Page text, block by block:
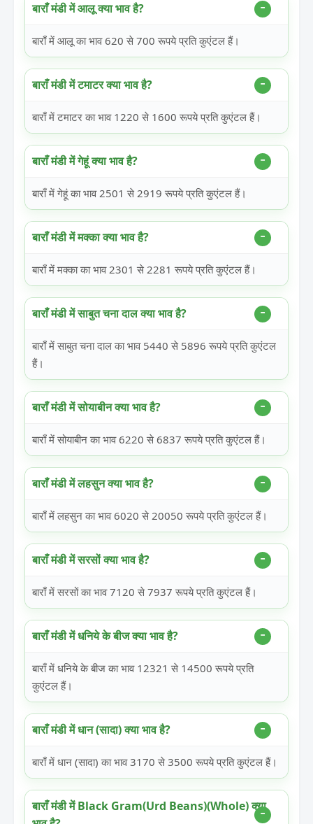
बाराँ मंडी में आलू क्या भाव है?
बाराँ में आलू का भाव 620 से 700 रूपये प्रति कुएंटल हैं।
बाराँ मंडी में टमाटर क्या भाव है?
बाराँ में टमाटर का भाव 1220 से 1600 रूपये प्रति कुएंटल हैं।
बाराँ मंडी में गेहूं क्या भाव है?
बाराँ में गेहूं का भाव 2501 से 2919 रूपये प्रति कुएंटल हैं।
बाराँ मंडी में मक्का क्या भाव है?
बाराँ में मक्का का भाव 2301 से 2281 रूपये प्रति कुएंटल हैं।
बाराँ मंडी में साबुत चना दाल क्या भाव है?
बाराँ में साबुत चना दाल का भाव 5440 से 5896 रूपये प्रति कुएंटल
हैं।
बाराँ मंडी में सोयाबीन क्या भाव है?
बाराँ में सोयाबीन का भाव 6220 से 6837 रूपये प्रति कुएंटल हैं।
बाराँ मंडी में लहसुन क्या भाव है?
बाराँ में लहसुन का भाव 6020 से 20050 रूपये प्रति कुएंटल हैं।
बाराँ मंडी में सरसों क्या भाव है?
बाराँ में सरसों का भाव 7120 से 7937 रूपये प्रति कुएंटल हैं।
बाराँ मंडी में धनिये के बीज क्या भाव है?
बाराँ में धनिये के बीज का भाव 12321 से 14500 रूपये प्रति
कुएंटल हैं।
बाराँ मंडी में धान (सादा) क्या भाव है?
बाराँ में धान (सादा) का भाव 3170 से 3500 रूपये प्रति कुएंटल हैं।
बाराँ मंडी में Black Gram(Urd Beans)(Whole) क्या